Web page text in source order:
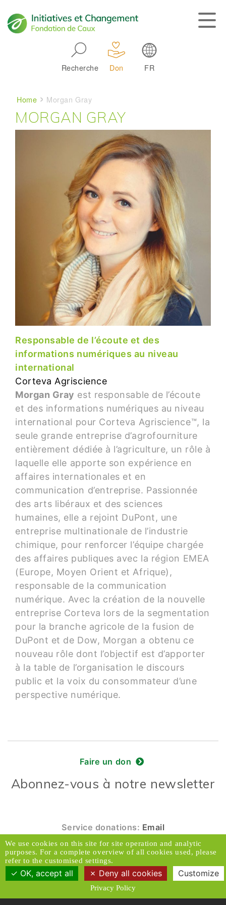
Recherche Don FR
Breadcrumb
Home Morgan Gray
MORGAN GRAY
Responsable de l’écoute et des
informations numériques au niveau
international
Corteva Agriscience
Morgan Gray est responsable de l’écoute
et des informations numériques au niveau
international pour Corteva Agriscience™, la
seule grande entreprise d’agrofourniture
entièrement dédiée à l’agriculture, un rôle à
laquelle elle apporte son expérience en
affaires internationales et en
communication d’entreprise. Passionnée
des arts libéraux et des sciences
humaines, elle a rejoint DuPont, une
entreprise multinationale de l’industrie
chimique, pour renforcer l’équipe chargée
des affaires publiques avec la région EMEA
(Europe, Moyen Orient et Afrique),
responsable de la communication
numérique. Avec la création de la nouvelle
entreprise Corteva lors de la segmentation
pour la branche agricole de la fusion de
DuPont et de Dow, Morgan a obtenu ce
nouveau rôle dont l’objectif est d’apporter
à la table de l’organisation le discours
public et la voix du consommateur d’une
perspective numérique.
Faire un don
Abonnez-vous à notre newsletter
Service donations: Email
© 2026 Caux Initiatives et Changement. Tous
droits réservés.
Contact & Accès
Clause de non-responsabilité
Médias
Politique de confidentialité
We use cookies on this site for site operation and analytic
purposes. For a complete overview of all cookies used, please
refer to the customised settings.
OK, accept all Deny all cookies Customize
Privacy Policy